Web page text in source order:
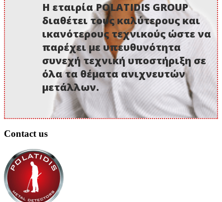
Η εταιρία POLATIDIS GROUP
διαθέτει τους καλύτερους και
ικανότερους τεχνικούς ώστε να
παρέχει με υπευθυνότητα
συνεχή τεχνική υποστήριξη σε
όλα τα θέματα ανιχνευτών
μετάλλων.
Contact us